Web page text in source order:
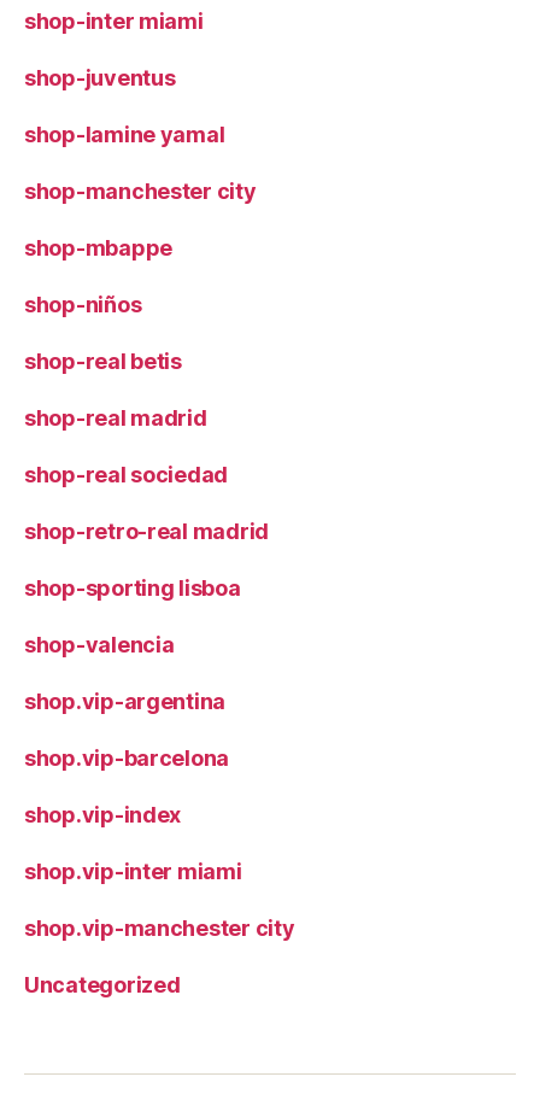
shop-inter miami
shop-juventus
shop-lamine yamal
shop-manchester city
shop-mbappe
shop-niños
shop-real betis
shop-real madrid
shop-real sociedad
shop-retro-real madrid
shop-sporting lisboa
shop-valencia
shop.vip-argentina
shop.vip-barcelona
shop.vip-index
shop.vip-inter miami
shop.vip-manchester city
Uncategorized